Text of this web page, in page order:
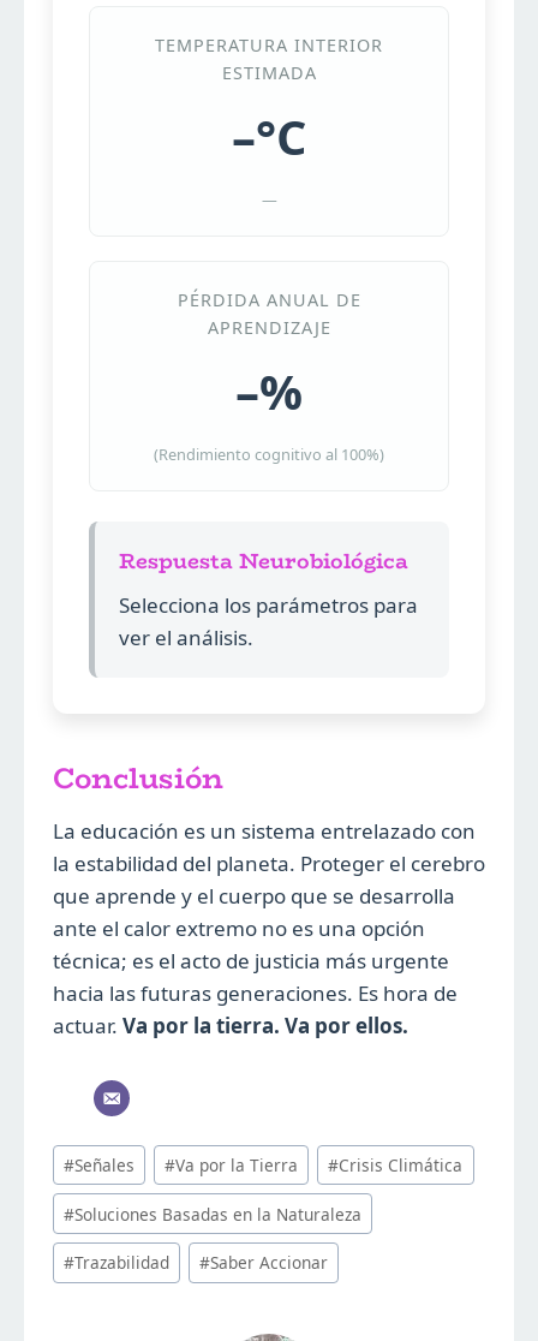
TEMPERATURA INTERIOR
ESTIMADA
–°C
—
PÉRDIDA ANUAL DE
APRENDIZAJE
–%
(Rendimiento cognitivo al 100%)
Respuesta Neurobiológica
Selecciona los parámetros para
ver el análisis.
Conclusión
La educación es un sistema entrelazado con
la estabilidad del planeta. Proteger el cerebro
que aprende y el cuerpo que se desarrolla
ante el calor extremo no es una opción
técnica; es el acto de justicia más urgente
hacia las futuras generaciones. Es hora de
actuar. Va por la tierra. Va por ellos.
Post
Tags:
#Señales #Va por la Tierra #Crisis Climática
#Soluciones Basadas en la Naturaleza
#Trazabilidad #Saber Accionar